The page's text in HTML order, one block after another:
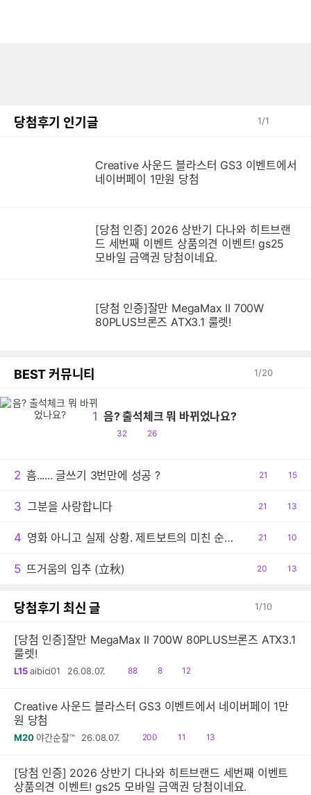
당첨후기 인기글 1/1
Creative 사운드 블라스터 GS3 이벤트에서
네이버페이 1만원 당첨
[당첨 인증] 2026 상반기 다나와 히트브랜
드 세번째 이벤트 상품의견 이벤트! gs25
모바일 금액권 당첨이네요.
[당첨 인증]잘만 MegaMax II 700W
80PLUS브론즈 ATX3.1 룰렛!
BEST 커뮤니티 1/20
1 음? 출석체크 뭐 바뀌었나요?
공
32
댓
26
2 흠...... 글쓰기 3번만에 성공 ?
공
21
댓
15
3 그분을 사랑합니다
공
21
댓
13
4 영화 아니고 실제 상황. 제트보트의 미친 순발력
공
21
댓
10
5 뜨거움의 입추 (立秋)
공
20
댓
13
당첨후기 최신 글 1/10
[당첨 인증]잘만 MegaMax II 700W 80PLUS브론즈 ATX3.1
룰렛!
L15 aibici01 26.08.07.
읽
88
공
8
댓
12
Creative 사운드 블라스터 GS3 이벤트에서 네이버페이 1만
원 당첨
M20 야간순찰™ 26.08.07.
읽
200
공
11
댓
13
[당첨 인증] 2026 상반기 다나와 히트브랜드 세번째 이벤트
상품의견 이벤트! gs25 모바일 금액권 당첨이네요.